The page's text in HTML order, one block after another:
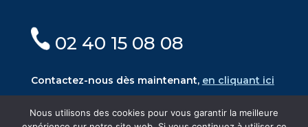
02 40 15 08 08
Contactez-nous dès maintenant, en cliquant ici
Nous utilisons des cookies pour vous garantir la meilleure